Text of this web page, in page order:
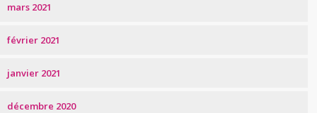
mars 2021
février 2021
janvier 2021
décembre 2020